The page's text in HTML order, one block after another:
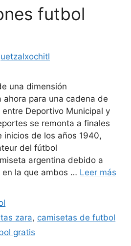
futbol
una dimensión
ahora para una cadena de
Deportivo Municipal y
se remonta a finales
inicios de los años 1940,
del fútbol
argentina debido a
en la que ambos … Leer más
zara, camisetas de futbol
gratis